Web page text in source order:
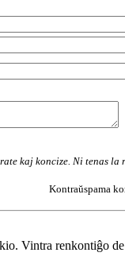
kaj koncize. Ni tenas
Kontraŭspama
Vintra renkontiĝo